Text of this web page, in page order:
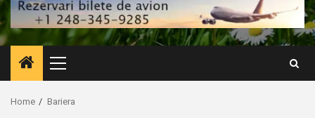
Primary
Menu
Home Bariera